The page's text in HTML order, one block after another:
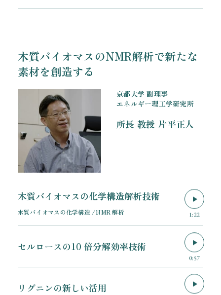
木質バイオマスのNMR解析で新たな
素材を創造する
京都大学 副理事
エネルギー理工学研究所
所長 教授 片平正人
木質バイオマスの化学構造解析技術
木質バイオマスの化学構造 /NMR 解析 1:22
セルロースの10 倍分解効率技術
0:57
リグニンの新しい活用